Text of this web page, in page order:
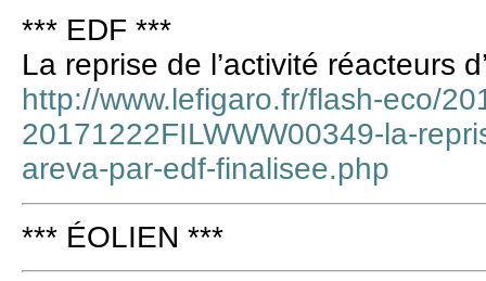
*** EDF ***
La reprise de l’activité réacteurs
http://www.lefigaro.fr/flash-eco/
20171222FILWWW00349-la-
areva-par-edf-finalisee.php
*** ÉOLIEN ***